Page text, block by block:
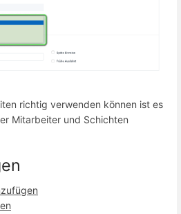
richtig verwenden können ist es
Mitarbeiter und Schichten